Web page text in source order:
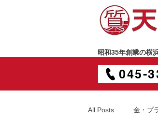
昭和35年創業の横
045-
All Posts 金・プ